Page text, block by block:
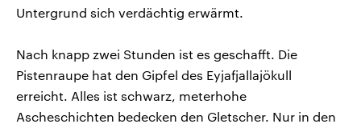
Untergrund sich verdächtig erwärmt.
Nach knapp zwei Stunden ist es geschafft. Die
Pistenraupe hat den Gipfel des Eyjafjallajökull
erreicht. Alles ist schwarz, meterhohe
Ascheschichten bedecken den Gletscher. Nur in den